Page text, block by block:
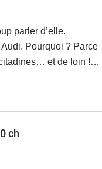
parler d’elle.
Pourquoi ? Parce
et de loin !
ch